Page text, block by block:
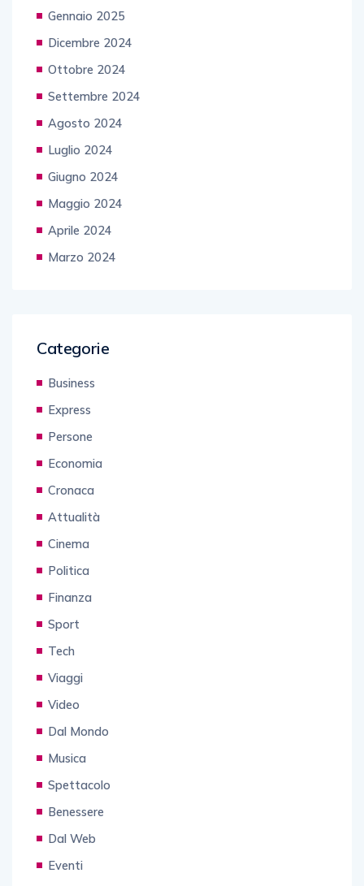
Gennaio 2025
Dicembre 2024
Ottobre 2024
Settembre 2024
Agosto 2024
Luglio 2024
Giugno 2024
Maggio 2024
Aprile 2024
Marzo 2024
Categorie
Business
Express
Persone
Economia
Cronaca
Attualità
Cinema
Politica
Finanza
Sport
Tech
Viaggi
Video
Dal Mondo
Musica
Spettacolo
Benessere
Dal Web
Eventi